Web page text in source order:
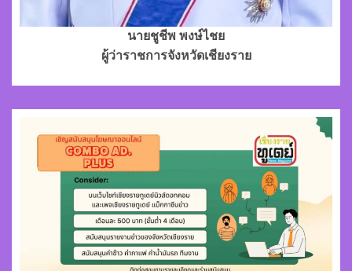
นายชูชีพ พงษ์ไชย
ผู้ว่าราชการจังหวัดเชียงราย